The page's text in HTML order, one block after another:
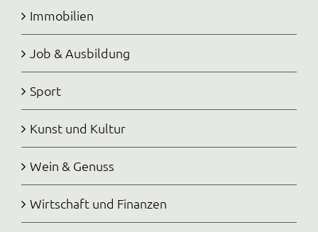
Immobilien
Job & Ausbildung
Sport
Kunst und Kultur
Wein & Genuss
Wirtschaft und Finanzen